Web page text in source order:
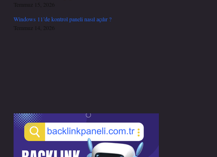
Temmuz 15, 2026
Windows 11’de kontrol paneli nasıl açılır ?
Temmuz 14, 2026